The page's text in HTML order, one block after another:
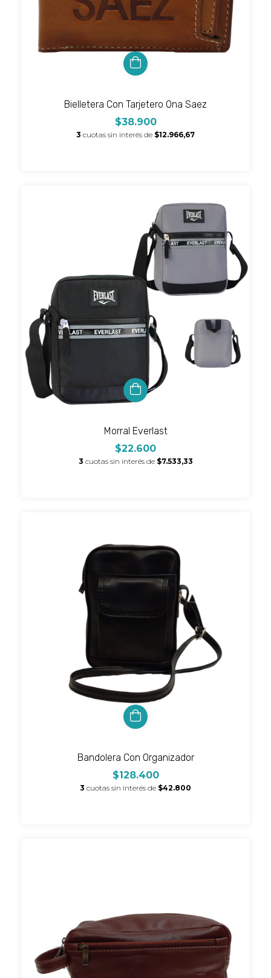
Bielletera Con Tarjetero Ona Saez
$38.900
3 cuotas sin interés de $12.966,67
Morral Everlast
$22.600
3 cuotas sin interés de $7.533,33
Bandolera Con Organizador
$128.400
3 cuotas sin interés de $42.800